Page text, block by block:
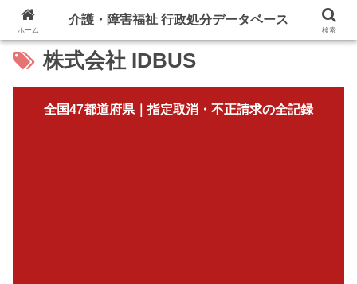
株式会社 IDBUS
全国47都道府県｜指定取消・不正請求の全記録
ホーム
介護・障害福祉 行政処分データベース
検索